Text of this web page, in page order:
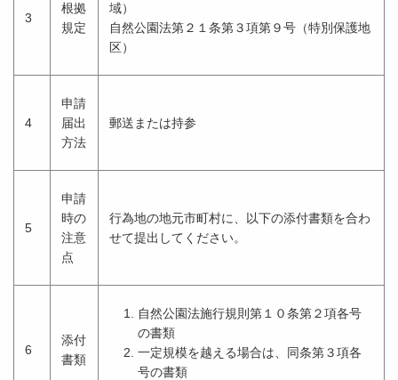
3
根拠
規定
域）
自然公園法第２１条第３項第９号（特別保護地
区）
4
申請
届出
方法
郵送または持参
5
申請
時の
注意
点
行為地の地元市町村に、以下の添付書類を合わ
せて提出してください。
6
添付
書類
自然公園法施行規則第１０条第２項各号
の書類
一定規模を越える場合は、同条第３項各
号の書類